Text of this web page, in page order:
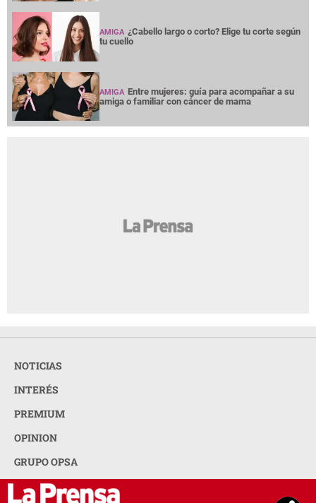
AMIGA ¿Cabello largo o corto? Elige tu corte según
tu cuello
AMIGA Entre mujeres: guía para acompañar a su
amiga o familiar con cáncer de mama
NOTICIAS
INTERÉS
PREMIUM
OPINION
GRUPO OPSA